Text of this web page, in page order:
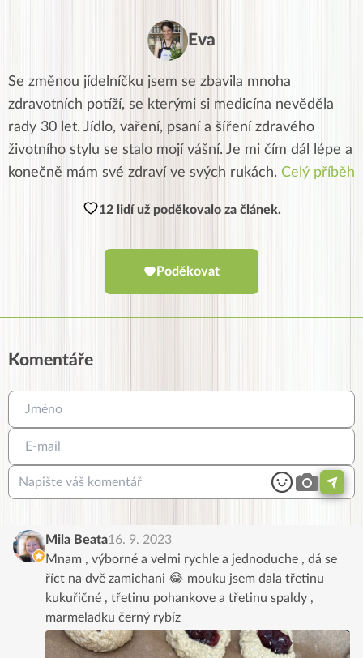
Eva
Se změnou jídelníčku jsem se zbavila mnoha
zdravotních potíží, se kterými si medicína nevěděla
rady 30 let. Jídlo, vaření, psaní a šíření zdravého
životního stylu se stalo mojí vášní. Je mi čím dál lépe a
konečně mám své zdraví ve svých rukách. Celý příběh
12 lidí už poděkovalo za článek.
Poděkovat
Komentáře
Mila Beata16. 9. 2023
Mnam , výborné a velmi rychle a jednoduche , dá se
říct na dvě zamichani 😂 mouku jsem dala třetinu
kukuřičné , třetinu pohankove a třetinu spaldy ,
marmeladku černý rybíz